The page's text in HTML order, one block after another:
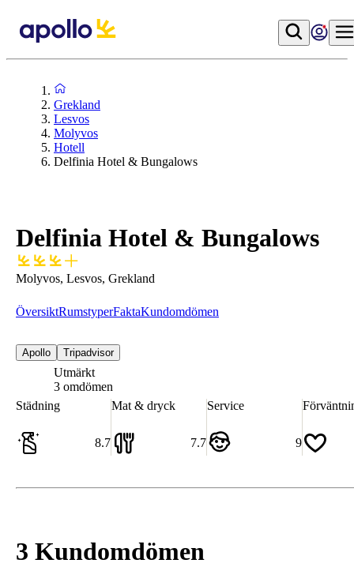
Grekland
Lesvos
Molyvos
Hotell
Delfinia Hotel & Bungalows
Delfinia Hotel & Bungalows
Molyvos, Lesvos, Grekland
ÖversiktRumstyperFaktaKundomdömen
Apollo Tripadvisor
Utmärkt
3 omdömen
Städning
8.7
Mat & dryck
7.7
Service
9
3 Kundomdömen